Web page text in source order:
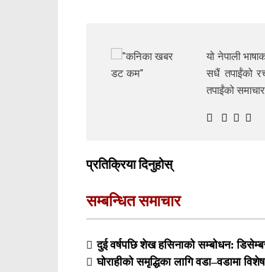
यो नेपाली
सधैं तपाईंको
तपाईंको
प्रतिक्रिया दिनुहोस्
सम्बन्धित समाचार
दुई वर्षपछि शेख हसिनाको सम्बोधन:
घोराहीको समृद्धिका लागि वडा–वडामा